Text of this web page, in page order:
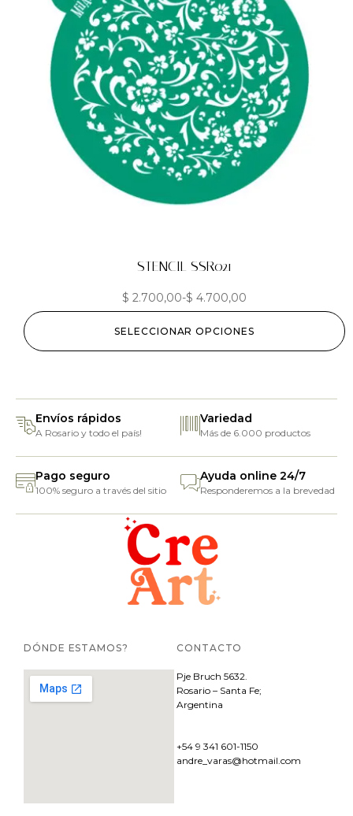
STENCIL SSR021
$ 2.700,00-$ 4.700,00
SELECCIONAR OPCIONES
Envíos rápidos
A Rosario y todo el país!
Variedad
Más de 6.000 productos
Pago seguro
100% seguro a través del sitio
Ayuda online 24/7
Responderemos a la brevedad
DÓNDE ESTAMOS? CONTACTO
Pje Bruch 5632.
Rosario – Santa Fe;
Argentina
+54 9 341 601-1150
andre_varas@hotmail.com